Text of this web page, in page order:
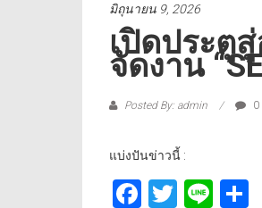
มิถุนายน 9, 2026
เปิดประตู
จัดงาน
Posted By: admin 0
แบ่งปันข่าวนี้ :
Facebook
Twitter
Line